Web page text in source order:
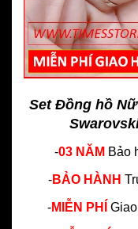
Set Đồng hồ
-03 NĂM Bảo
-BẢO HÀNH
-MIỄN PHÍ